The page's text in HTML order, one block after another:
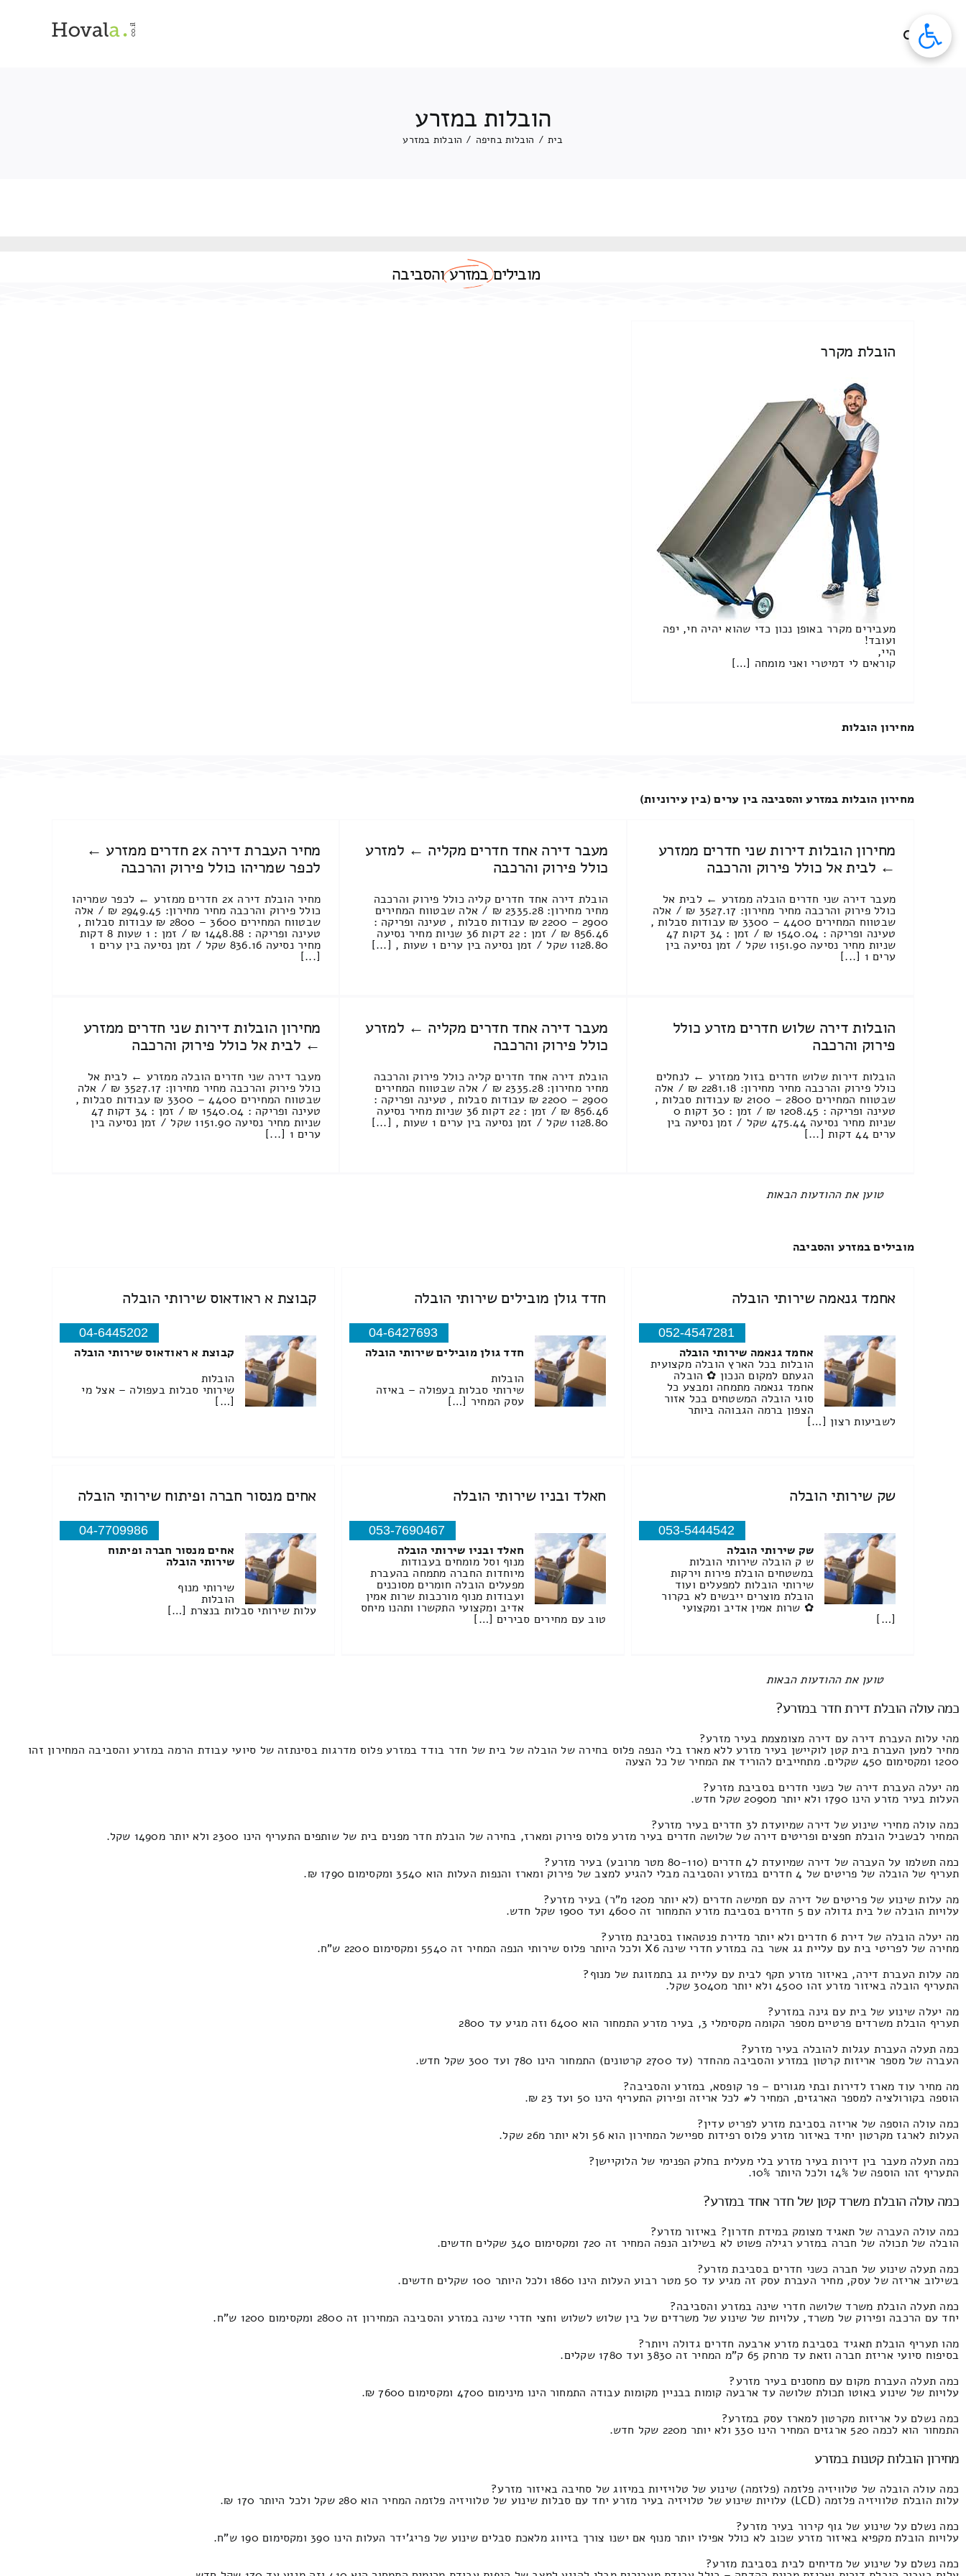
הובלות במזרע
בית / הובלות בחיפה / הובלות במזרע
מוביליםבמזרעוהסביבה
הובלת מקרר
מעבירים מקרר באופן נכון כדי שהוא יהיה חי, יפה
ועובד!
היי,
קוראים לי דמיטרי ואני מומחה […]
מחירון הובלות
מחירון הובלות במזרע והסביבה בין ערים (בין עירוניות)
מחירון הובלות דירות שני חדרים ממזרע
← לבית אל כולל פירוק והרכבה
מעבר דירה שני חדרים הובלה ממזרע ← לבית אל
כולל פירוק והרכבה מחיר מחירון: 3527.17 ₪ / אלה
שבטווח המחירים 4400 – 3300 ₪ עבודות סבלות ,
טעינה ופריקה : 1540.04 ₪ / זמן : 34 דקות 47
שניות מחיר נסיעה 1151.90 שקל / זמן נסיעה בין
ערים 1 [...]
מעבר דירה אחד חדרים מקליה ← למזרע
כולל פירוק והרכבה
הובלת דירה אחד חדרים קליה כולל פירוק והרכבה
מחיר מחירון: 2335.28 ₪ / אלה שבטווח המחירים
2900 – 2200 ₪ עבודות סבלות , טעינה ופריקה :
856.46 ₪ / זמן : 22 דקות 36 שניות מחיר נסיעה
1128.80 שקל / זמן נסיעה בין ערים 1 שעות , [...]
מחיר העברת דירה 2x חדרים ממזרע ←
לכפר שמריהו כולל פירוק והרכבה
מחיר הובלת דירה 2x חדרים ממזרע ← לכפר שמריהו
כולל פירוק והרכבה מחיר מחירון: 2949.45 ₪ / אלה
שבטווח המחירים 3600 – 2800 ₪ עבודות סבלות ,
טעינה ופריקה : 1448.88 ₪ / זמן : 1 שעות 8 דקות
מחיר נסיעה 836.16 שקל / זמן נסיעה בין ערים 1
[...]
הובלות דירה שלוש חדרים מזרע כולל
פירוק והרכבה
הובלות דירות שלוש חדרים בזול ממזרע ← לנחלים
כולל פירוק והרכבה מחיר מחירון: 2281.18 ₪ / אלה
שבטווח המחירים 2800 – 2100 ₪ עבודות סבלות ,
טעינה ופריקה : 1208.45 ₪ / זמן : 30 דקות 0
שניות מחיר נסיעה 475.44 שקל / זמן נסיעה בין
ערים 44 דקות [...]
מעבר דירה אחד חדרים מקליה ← למזרע
כולל פירוק והרכבה
הובלת דירה אחד חדרים קליה כולל פירוק והרכבה
מחיר מחירון: 2335.28 ₪ / אלה שבטווח המחירים
2900 – 2200 ₪ עבודות סבלות , טעינה ופריקה :
856.46 ₪ / זמן : 22 דקות 36 שניות מחיר נסיעה
1128.80 שקל / זמן נסיעה בין ערים 1 שעות , [...]
מחירון הובלות דירות שני חדרים ממזרע
← לבית אל כולל פירוק והרכבה
מעבר דירה שני חדרים הובלה ממזרע ← לבית אל
כולל פירוק והרכבה מחיר מחירון: 3527.17 ₪ / אלה
שבטווח המחירים 4400 – 3300 ₪ עבודות סבלות ,
טעינה ופריקה : 1540.04 ₪ / זמן : 34 דקות 47
שניות מחיר נסיעה 1151.90 שקל / זמן נסיעה בין
ערים 1 [...]
All items displayed.
מובילים במזרע והסביבה
אחמד גנאמה שירותי הובלה
052-4547281
אחמד גנאמה שירותי הובלה
הובלות בכל הארץ הובלה מקצועית
הגעתם למקום הנכון ✿ הובלה
אחמד גנאמה מתמחה ומבצע כל
סוגי הובלה המשטחים בכל אזור
הצפון ברמה הגבוהה ביותר
לשביעות רצון […]
חדד גולן מובילים שירותי הובלה
04-6427693
חדד גולן מובילים שירותי הובלה
הובלות
שירותי סבלות בעפולה – באיזה
עסק המחיר […]
קבוצת א ראודאוס שירותי הובלה
04-6445202
קבוצת א ראודאוס שירותי הובלה
הובלות
שירותי סבלות בעפולה – אצל מי
[…]
שק שירותי הובלה
053-5444542
שק שירותי הובלה
ש ק הובלה שירותי הובלות
במשטחים הובלת פירות וירקות
שירותי הובלות למפעלים ועוד
הובלת מוצרים ייבשים לא בקרור
✿ שרות אמין אדיב ומקצועי
[…]
חאלד ובניו שירותי הובלה
053-7690467
חאלד ובניו שירותי הובלה
מנוף וסל מומחים בעבודות
מיוחדות החברה מתמחה בהעברת
מפעלים הובלה חומרים מסוכנים
ועבודות מנוף מורכבות שרות אמין
אדיב ומקצועי התקשרו ותהנו מיחס
טוב עם מחירים סבירים […]
אחים מנסור חברה ופיתוח שירותי הובלה
04-7709986
אחים מנסור חברה ופיתוח
שירותי הובלה
שירותי מנוף
הובלות
עלות שירותי סבלות בנצרת […]
All items displayed.
כמה עולה הובלת דירת חדר במזרע?
מהי עלות העברת דירה עם דירה מצומצמת בעיר מזרע?
מחיר למען העברת בית קטן לוקיישן בעיר מזרע ללא מארז בלי הנפה פלוס בחירה של הובלה של בית של חדר בודד במזרע פלוס מדרגות בסינתזה של סיועי עבודת הרמה במזרע והסביבה המחירון זהו
1200 ומקסימום 450 שקלים. מתחייבים להוריד את המחיר של כל הצעה
מה יעלה העברת דירה של כשני חדרים בסביבת מזרע?
העלות בעיר מזרע הינו 1790 ולא יותר מ2090 שקל חדש.
כמה עולה מחירי שינוע של דירה שמיועדת ל3 חדרים בעיר מזרע?
המחיר לבשביל הובלת חפצים ופריטים דירה של שלושה חדרים בעיר מזרע פלוס פירוק ומארז, בחירה של הובלת חדר מפנים בית של שותפים התעריף הינו 2300 ולא יותר מ1490 שקל.
כמה תשלמו על העברה של דירה שמיועדת ל4 חדרים (80-110 מטר מרובע) בעיר מזרע?
תעריף של הובלה של פריטים של 4 חדרים במזרע והסביבה מבלי להגיע למצב של פירוק ומארז והנפות העלות הוא 3540 ומקסימום 1790 ₪.
מה עלות שינוע של פריטים של דירה עם חמישה חדרים (לא יותר מ120 מ"ר) בעיר מזרע?
עלויות הובלה של בית גדולה עם 5 חדרים בסביבת מזרע התמחור זה 4600 ועד 1900 שקל חדש.
מה יעלה הובלה של דירת 6 חדרים ולא יותר מדירת פנטהאוז בסביבת מזרע?
מחירה של לפריטי בית עם עליית גג אשר בה במזרע חדרי שינה X6 ולכל היותר פלוס שירותי הנפה המחיר זה 5540 ומקסימום 2200 ש"ח.
מה עלות העברת דירה, באיזור מזרע תקף לבית עם עליית גג בתמזוגת של מנוף?
התעריף הובלה באיזור מזרע זהו 4500 ולא יותר מ3040 שקל.
מה יעלה שינוע של בית עם גינה במזרע?
תעריף הובלת משרדים פרטיים מספר הקומה מקסימלי 3, בעיר מזרע התמחור הוא 6400 וזה מגיע עד 2800
כמה תעלה העברת עגלות להובלה בעיר מזרע?
העברה של מספר אריזות קרטון במזרע והסביבה מהחדר (עד 2700 קרטונים) התמחור הינו 780 ועד 300 שקל חדש.
מה מחיר עוד מארז לדירות ובתי מגורים – פר קופסא, במזרע והסביבה?
הוספה בקורולציה למספר הארגזים, המחיר ל# לכל אריזה ופירוק התעריף הינו 50 ועד 23 ₪.
כמה עולה הוספה של אריזה בסביבת מזרע לפריט עדין?
העלות לארגז מקרטון יחיד באיזור מזרע פלוס רפידות ספיישל המחירון הוא 56 ולא יותר מ26 שקל.
כמה תעלה מעבר בין דירות בעיר מזרע בלי מעלית בחלק הפנימי של הלוקיישן?
התעריף זהו הוספה של 14% ולכל היותר 10%.
כמה עולה הובלת משרד קטן של חדר אחד במזרע?
כמה עולה העברה של תאגיד מצומק במידת חדרון? באיזור מזרע?
הובלה של תכולה של חברה במזרע רגילה פשוט לא בשילוב הנפה המחיר זה 720 ומקסימום 340 שקלים חדשים.
כמה תעלה שינוע של חברה כשני חדרים בסביבת מזרע?
בשילוב אריזה של עסק, מחיר העברת עסק זה מגיע עד 50 מטר רבוע העלות הינו 1860 ולכל היותר 100 שקלים חדשים.
כמה תעלה הובלת משרד שלושה חדרי שינה במזרע והסביבה?
יחד עם הרכבה ופירוק של משרד, עלויות של שינוע של משרדים של בין שלוש לשלוש וחצי חדרי שינה במזרע והסביבה המחירון זה 2800 ומקסימום 1200 ש"ח.
מהו תעריף הובלת תאגיד בסביבת מזרע ארבעה חדרים גדולה ויותר?
בסיפוח סיועי אריזת חברה וזאת עד מרחק 65 ק"מ המחיר זה 3830 ועד 1780 שקלים.
כמה תעלה העברת מקום עם מחסנים בעיר מזרע?
עלויות של שינוע באוטו תכולת שלושה עד ארבעה קומות בבניין מקומות עבודה התמחור הינו מינימום 4700 ומקסימום 7600 ₪.
כמה נשלם על אריזות מקרטון למארז עסק במזרע?
התמחור הוא לכמה 520 ארגזים המחיר הינו 330 ולא יותר מ220 שקל חדש.
מחירון הובלות קטנות במזרע
כמה עולה הובלה של טלוויזיה פלזמה (פלזמה) שינוע של טלויזיות במיזוג של סחיבה באיזור מזרע?
עלות הובלת טלוויזיה פלזמה (LCD) עלויות שינוע של טלויזיה בעיר מזרע יחד עם סבלות שינוע של טלוויזיה פלזמה המחיר הוא 280 שקל ולכל היותר 170 ₪.
כמה נשלם על שינוע של גוף קירור בעיר מזרע?
עלויות הובלת מקפיא באיזור מזרע שכוב לא כולל אפילו יותר מנוף אם ישנו צורך בזיווג מלאכת סבלים שינוע של פריג'ידר העלות הינו 390 ומקסימום 190 ש"ח.
כמה נשלם על שינוע של מדיחים לבית בסביבת מזרע?